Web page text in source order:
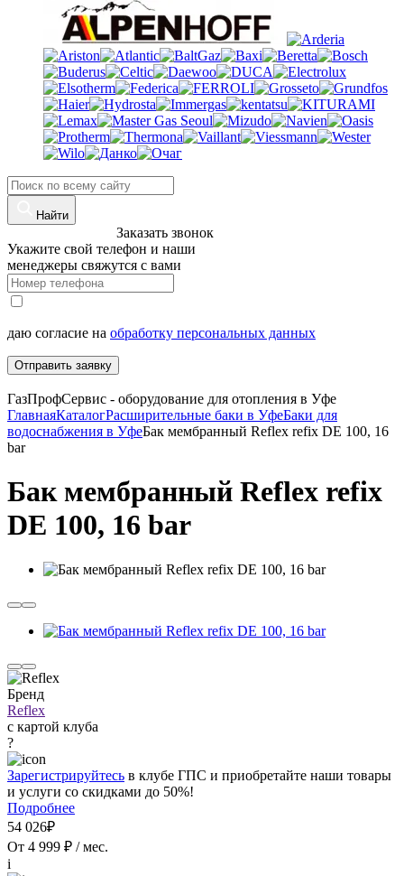
Найти
Заказать звонок
Укажите свой телефон и наши
менеджеры свяжутся с вами
даю согласие на обработку персональных данных
Отправить заявку
ГазПрофСервис - оборудование для отопления в Уфе
ГлавнаяКаталогРасширительные баки в УфеБаки для
водоснабжения в УфеБак мембранный Reflex refix DE 100, 16
bar
Бак мембранный Reflex refix
DE 100, 16 bar
Бренд
Reflex
с картой клуба
?
Зарегистрируйтесь в клубе ГПС и приобретайте наши товары
и услуги со скидками до 50%!
Подробнее
54 026₽
От 4 999 ₽ / мес.
i